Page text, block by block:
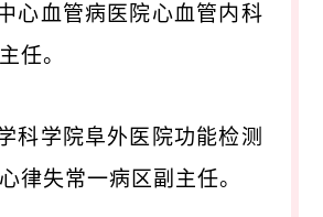
心血管病医院心血管内科
任。
科学院阜外医院功能检测
律失常一病区副主任。